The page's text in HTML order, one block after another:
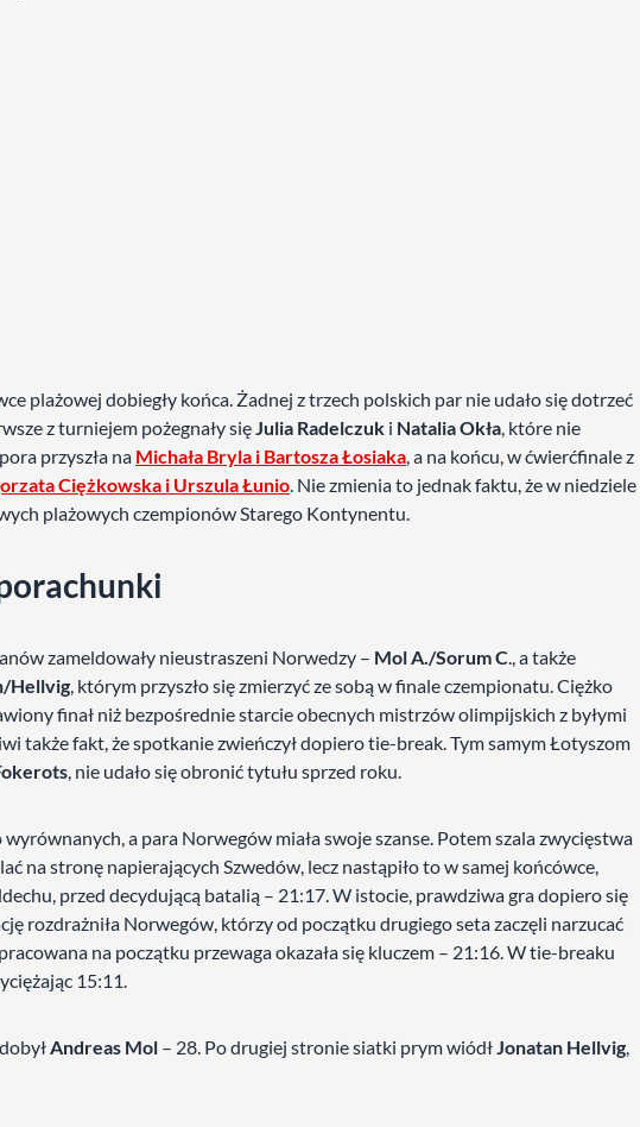
plażowej dobiegły końca. Żadnej z trzech polskich par nie udało się dotrzeć
z turniejem pożegnały sięJulia Radelczuk i Natalia Okła, które nie
przyszła na Michała Bryla i Bartosza Łosiaka, a na końcu, w ćwierćfinale z
Ciężkowska i Urszula Łunio. Nie zmienia to jednak faktu, że w niedziele
plażowych czempionów Starego Kontynentu.
zameldowały nieustraszeni Norwedzy – Mol A./Sorum C., a także
Hellvig, którym przyszło się zmierzyć ze sobą w finale czempionatu. Ciężko
finał niż bezpośrednie starcie obecnych mistrzów olimpijskich z byłymi
także fakt, że spotkanie zwieńczył dopiero tie-break. Tym samym Łotyszom
, nie udało się obronić tytułu sprzed roku.
a para Norwegów miała swoje szanse. Potem szala zwycięstwa
na stronę napierających Szwedów, lecz nastąpiło to w samej końcówce,
przed decydującą batalią – 21:17. W istocie, prawdziwa gra dopiero się
rozdrażniła Norwegów, którzy od początku drugiego seta zaczęli narzucać
na początku przewaga okazała się kluczem – 21:16. W tie-breaku
15:11.
Andreas Mol – 28. Po drugiej stronie siatki prym wiódłJonatan Hellvig,